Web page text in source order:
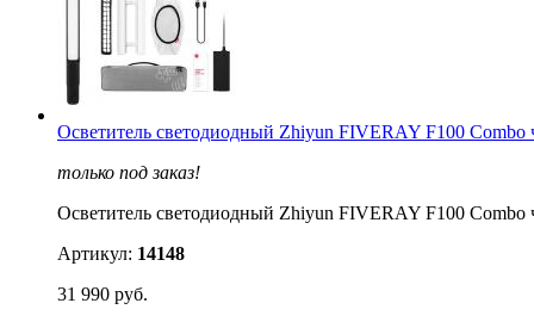
Осветитель светодиодный Zhiyun FIVERAY F100 Combo
только под заказ!
Осветитель светодиодный Zhiyun FIVERAY F100 Combo
Артикул: 14148
31 990 руб.